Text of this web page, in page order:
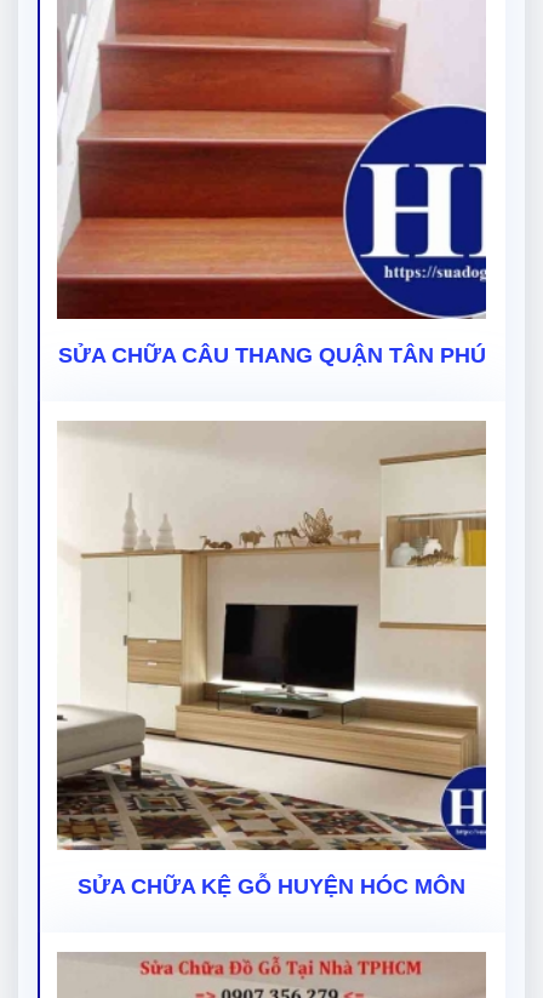
SỬA CHỮA CÂU THANG QUẬN TÂN PHÚ
SỬA CHỮA KỆ GỖ HUYỆN HÓC MÔN